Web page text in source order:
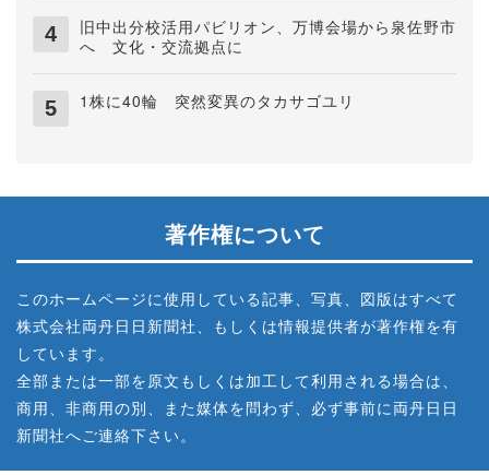
旧中出分校活用パビリオン、万博会場から泉佐野市
へ 文化・交流拠点に
1株に40輪 突然変異のタカサゴユリ
著作権について
このホームページに使用している記事、写真、図版はすべて
株式会社両丹日日新聞社、もしくは情報提供者が著作権を有
しています。
全部または一部を原文もしくは加工して利用される場合は、
商用、非商用の別、また媒体を問わず、必ず事前に両丹日日
新聞社へご連絡下さい。